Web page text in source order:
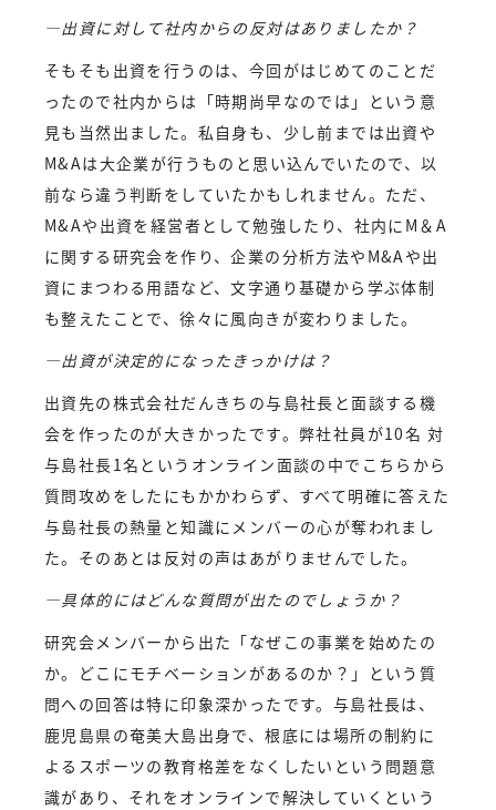
―出資に対して社内からの反対はありましたか？
そもそも出資を行うのは、今回がはじめてのことだ
ったので社内からは「時期尚早なのでは」という意
見も当然出ました。私自身も、少し前までは出資や
M&Aは大企業が行うものと思い込んでいたので、以
前なら違う判断をしていたかもしれません。ただ、
M&Aや出資を経営者として勉強したり、社内にM＆A
に関する研究会を作り、企業の分析方法やM&Aや出
資にまつわる用語など、文字通り基礎から学ぶ体制
も整えたことで、徐々に風向きが変わりました。
―出資が決定的になったきっかけは？
出資先の株式会社だんきちの与島社長と面談する機
会を作ったのが大きかったです。弊社社員が10名 対
与島社長1名というオンライン面談の中でこちらから
質問攻めをしたにもかかわらず、すべて明確に答えた
与島社長の熱量と知識にメンバーの心が奪われまし
た。そのあとは反対の声はあがりませんでした。
―具体的にはどんな質問が出たのでしょうか？
研究会メンバーから出た「なぜこの事業を始めたの
か。どこにモチベーションがあるのか？」という質
問への回答は特に印象深かったです。与島社長は、
鹿児島県の奄美大島出身で、根底には場所の制約に
よるスポーツの教育格差をなくしたいという問題意
識があり、それをオンラインで解決していくという